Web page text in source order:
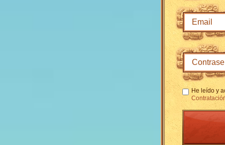
He leído y